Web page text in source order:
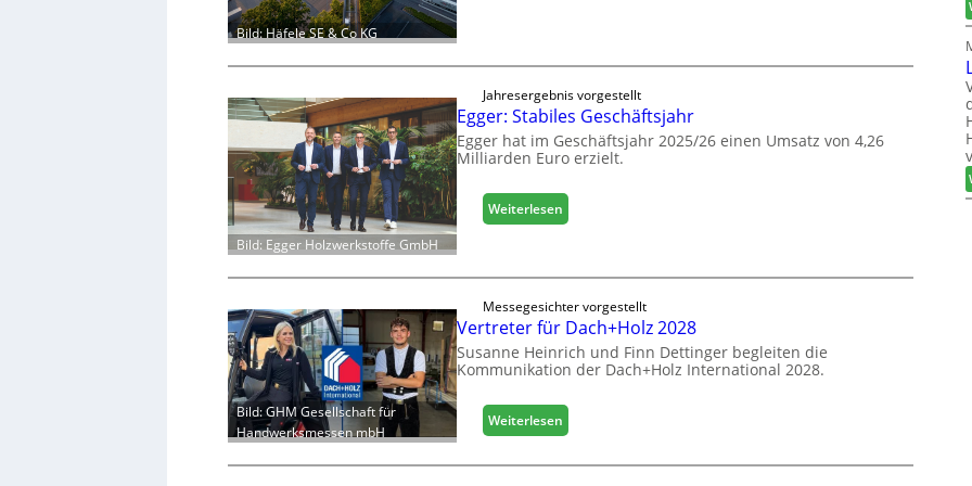
g
i
t
a
l
s
i
t
c
h
Bild: Häfele SE & Co KG
e
e
r
ö
n
o
g
i
s
i
k
e
Bild: Egger Holzwerkstoffe GmbH
Jahresergebnis vorgestellt
Egger: Stabiles Geschäftsjahr
Egger hat im Geschäftsjahr 2025/26 einen Umsatz von 4,26
Milliarden Euro erzielt.
Weiterlesen:
E
r
S
t
b
i
Bild: GHM Gesellschaft für
Handwerksmessen mbH
Messegesichter vorgestellt
Vertreter für Dach+Holz 2028
Susanne Heinrich und Finn Dettinger begleiten die
Kommunikation der Dach+Holz International 2028.
Weiterlesen:
V
e